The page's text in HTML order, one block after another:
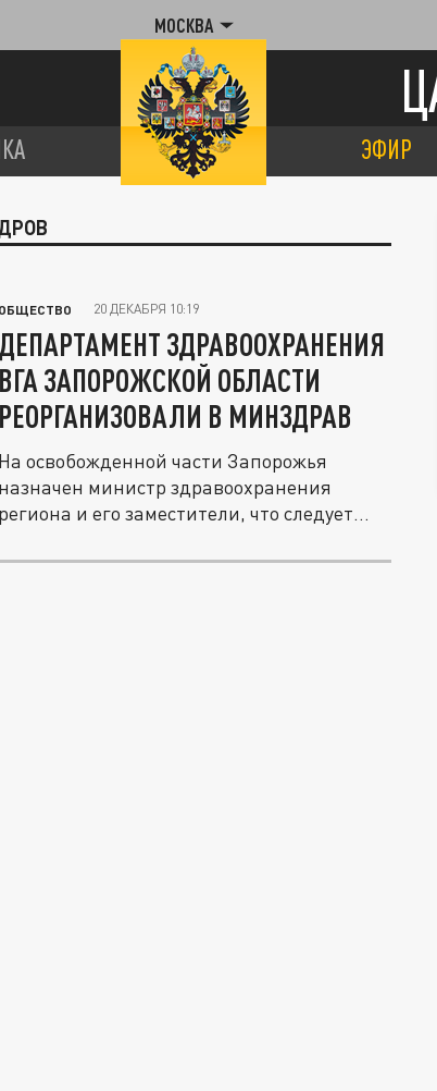
МОСКВА
ЭФИР
ОБЩЕСТВО 20 ДЕКАБРЯ 10:19
ДЕПАРТАМЕНТ ЗДРАВООХРАНЕНИЯ
ВГА ЗАПОРОЖСКОЙ ОБЛАСТИ
РЕОРГАНИЗОВАЛИ В МИНЗДРАВ
На освобожденной части Запорожья
назначен министр здравоохранения
региона и его заместители, что следует